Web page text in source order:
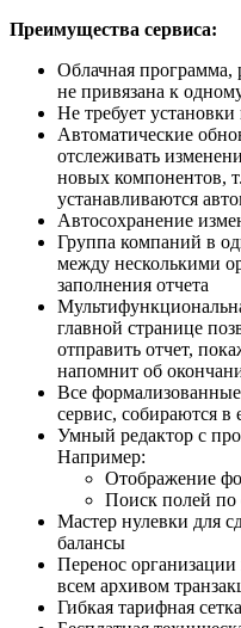
Преимущества сервиса:
Облачная программа,
не привязана к
Не требует
Автоматические
отслеживать
новых компонентов,
устанавливаются
Автосохранение
Группа компаний в
между несколькими
заполнения отчета
главной странице
отправить отчет,
напомнит об
Все
сервис, собираются
Умный редактор с
Например:
Отображение
Поиск полей по
Мастер нулевки для
балансы
Перенос организации
всем архивом
Гибкая тарифная сетка